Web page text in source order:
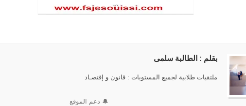
بقلم : الطالبة سلمى
ملتقيات طلابية لجميع المستويات : قانون و إقتصـاد
🔔 دعم الموقع